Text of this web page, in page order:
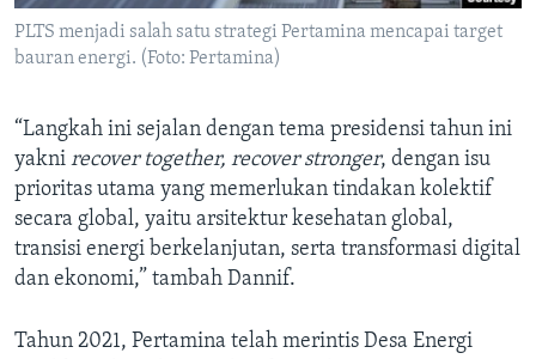
PLTS menjadi salah satu strategi Pertamina mencapai target
bauran energi. (Foto: Pertamina)
“Langkah ini sejalan dengan tema presidensi tahun ini
yakni recover together, recover stronger, dengan isu
prioritas utama yang memerlukan tindakan kolektif
secara global, yaitu arsitektur kesehatan global,
transisi energi berkelanjutan, serta transformasi digital
dan ekonomi,” tambah Dannif.
Tahun 2021, Pertamina telah merintis Desa Energi